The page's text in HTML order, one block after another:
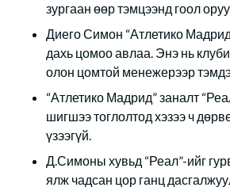
зургаан өөр тэмцээнд гоол
Диего Симон “Атлетико
дахь цомоо авлаа. Энэ нь
олон цомтой менежерээр
“Атлетико Мадрид” заналт
шигшээ тоглолтод хэзээ ч
үзээгүй.
Д.Симоны хувьд “Реал”-ийг
ялж чадсан цор ганц